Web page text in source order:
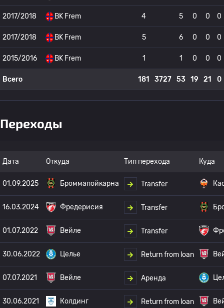
2017/2018 BK Frem 4 5 0 0 0
2017/2018 BK Frem 5 6 0 0 0
2015/2016 BK Frem 1 1 0 0 0
Всего 181 3727 53 19 21 0
Переходы
Дата Откуда Тип перехода Куда
01.09.2025 Броммапойкарна Transfer
16.03.2024 Фредерисия Transfer
01.07.2022 Вейле Transfer
30.06.2022 Целье Return from loan
07.07.2021 Вейле Аренда
30.06.2021 Колдинг Return from loan